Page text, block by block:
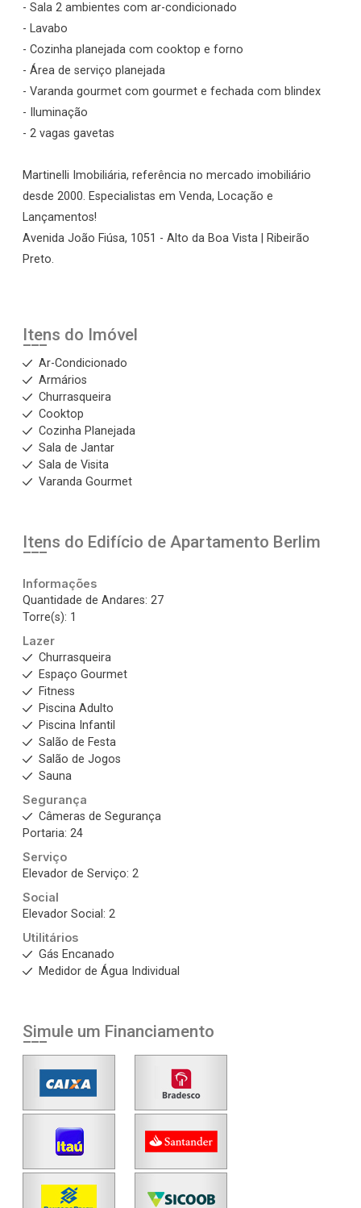
- Sala 2 ambientes com ar-condicionado
- Lavabo
- Cozinha planejada com cooktop e forno
- Área de serviço planejada
- Varanda gourmet com gourmet e fechada com blindex
- Iluminação
- 2 vagas gavetas
Martinelli Imobiliária, referência no mercado imobiliário
desde 2000. Especialistas em Venda, Locação e
Lançamentos!
Avenida João Fiúsa, 1051 - Alto da Boa Vista | Ribeirão
Preto.
Itens do Imóvel
Ar-Condicionado
Armários
Churrasqueira
Cooktop
Cozinha Planejada
Sala de Jantar
Sala de Visita
Varanda Gourmet
Itens do Edifício de Apartamento Berlim
Informações
Quantidade de Andares: 27
Torre(s): 1
Lazer
Churrasqueira
Espaço Gourmet
Fitness
Piscina Adulto
Piscina Infantil
Salão de Festa
Salão de Jogos
Sauna
Segurança
Câmeras de Segurança
Portaria: 24
Serviço
Elevador de Serviço: 2
Social
Elevador Social: 2
Utilitários
Gás Encanado
Medidor de Água Individual
Simule um Financiamento